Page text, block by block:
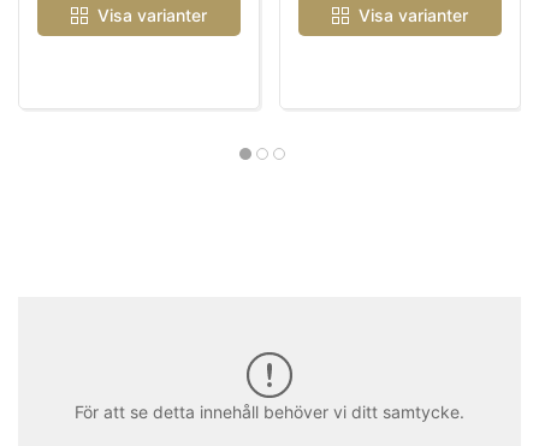
Visa varianter Visa varianter
För att se detta innehåll behöver vi ditt samtycke.